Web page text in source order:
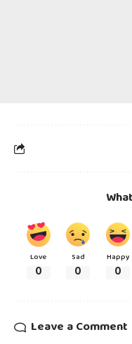
Love
0
Sad
0
Happy
0
Leave a Comment